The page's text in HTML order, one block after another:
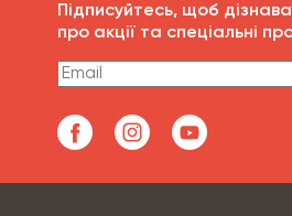
Підписуйтесь, щоб
про акції та спеціальні